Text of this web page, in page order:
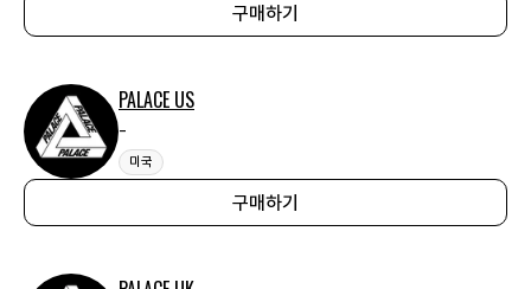
구매하기
PALACE US
-
미국
구매하기